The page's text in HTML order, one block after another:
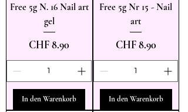
Free 5g N. 16 Nail art
gel
Preis
CHF 8.90
In den Warenkorb
Free 5g Nr 15 - Nail
art
Preis
CHF 8.90
In den Warenkorb